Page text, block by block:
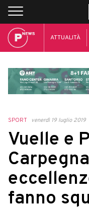
ATTUALITÀ
SPORT venerdì 19 luglio 2019
Vuelle e
fanno